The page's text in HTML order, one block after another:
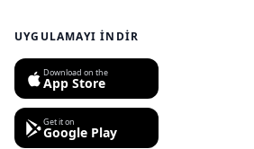
UYGULAMAYI İNDIR
Download on the
App Store
Get it on
Google Play